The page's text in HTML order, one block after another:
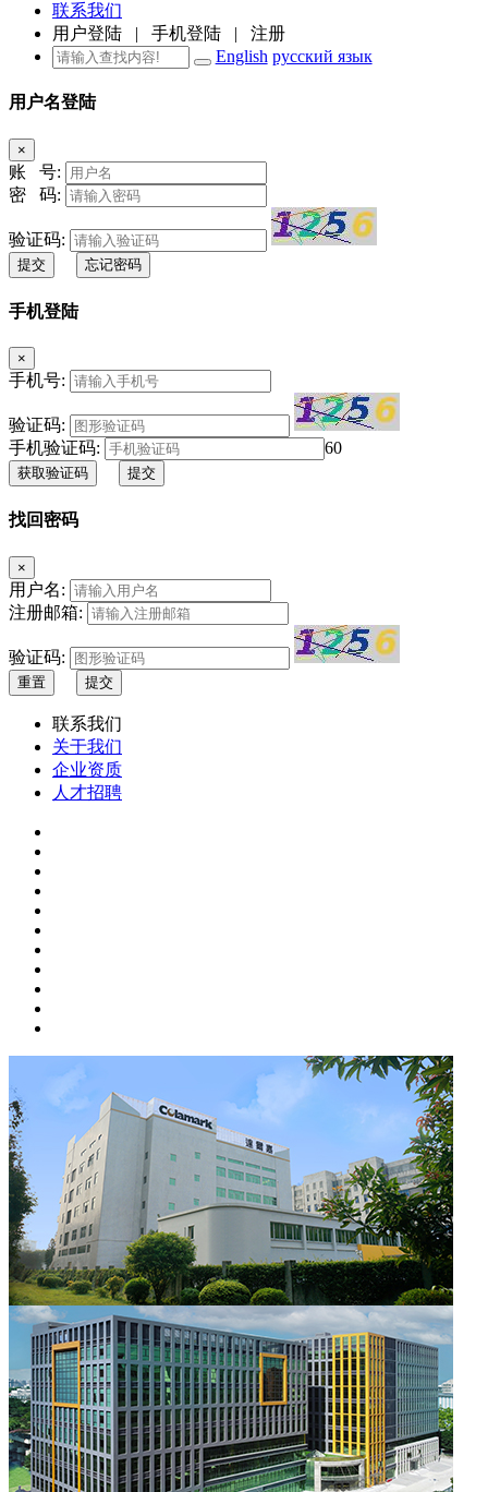
联系我们
用户登陆 | 手机登陆 | 注册
English русский язык
用户名登陆
×
账 号:
密 码:
验证码:
提交 忘记密码
手机登陆
×
手机号:
验证码:
手机验证码:
60
获取验证码 提交
找回密码
×
用户名:
注册邮箱:
验证码:
重置 提交
联系我们
关于我们
企业资质
人才招聘